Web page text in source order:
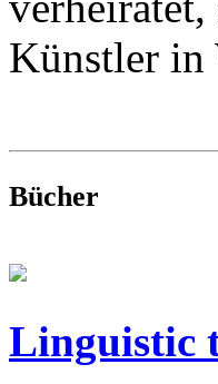
Künstler in
Bücher
Linguistic